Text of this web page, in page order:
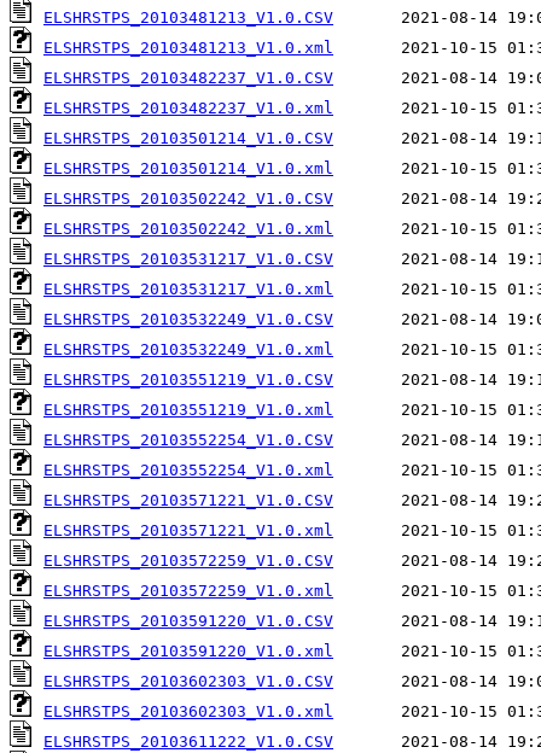
ELSHRSTPS_20103481213_V1.0.CSV
ELSHRSTPS_20103481213_V1.0.xml
ELSHRSTPS_20103482237_V1.0.CSV
ELSHRSTPS_20103482237_V1.0.xml
ELSHRSTPS_20103501214_V1.0.CSV
ELSHRSTPS_20103501214_V1.0.xml
ELSHRSTPS_20103502242_V1.0.CSV
ELSHRSTPS_20103502242_V1.0.xml
ELSHRSTPS_20103531217_V1.0.CSV
ELSHRSTPS_20103531217_V1.0.xml
ELSHRSTPS_20103532249_V1.0.CSV
ELSHRSTPS_20103532249_V1.0.xml
ELSHRSTPS_20103551219_V1.0.CSV
ELSHRSTPS_20103551219_V1.0.xml
ELSHRSTPS_20103552254_V1.0.CSV
ELSHRSTPS_20103552254_V1.0.xml
ELSHRSTPS_20103571221_V1.0.CSV
ELSHRSTPS_20103571221_V1.0.xml
ELSHRSTPS_20103572259_V1.0.CSV
ELSHRSTPS_20103572259_V1.0.xml
ELSHRSTPS_20103591220_V1.0.CSV
ELSHRSTPS_20103591220_V1.0.xml
ELSHRSTPS_20103602303_V1.0.CSV
ELSHRSTPS_20103602303_V1.0.xml
ELSHRSTPS_20103611222_V1.0.CSV